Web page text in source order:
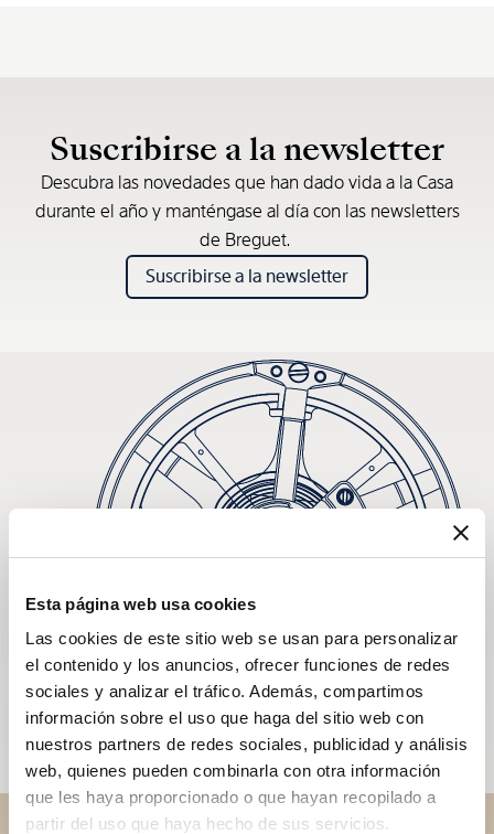
Esta página web usa cookies
Las cookies de este sitio web se usan para personalizar
el contenido y los anuncios, ofrecer funciones de redes
sociales y analizar el tráfico. Además, compartimos
información sobre el uso que haga del sitio web con
nuestros partners de redes sociales, publicidad y análisis
web, quienes pueden combinarla con otra información
que les haya proporcionado o que hayan recopilado a
partir del uso que haya hecho de sus servicios.
Suscribirse a la newsletter
Descubra las novedades que han dado vida a la Casa
durante el año y manténgase al día con las newsletters
de Breguet.
Suscribirse a la newsletter